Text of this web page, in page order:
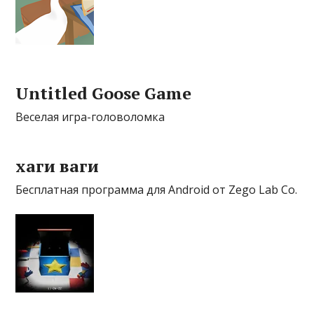
Untitled Goose Game
Веселая игра-головоломка
хаги ваги
Бесплатная программа для Android от Zego Lab Co.